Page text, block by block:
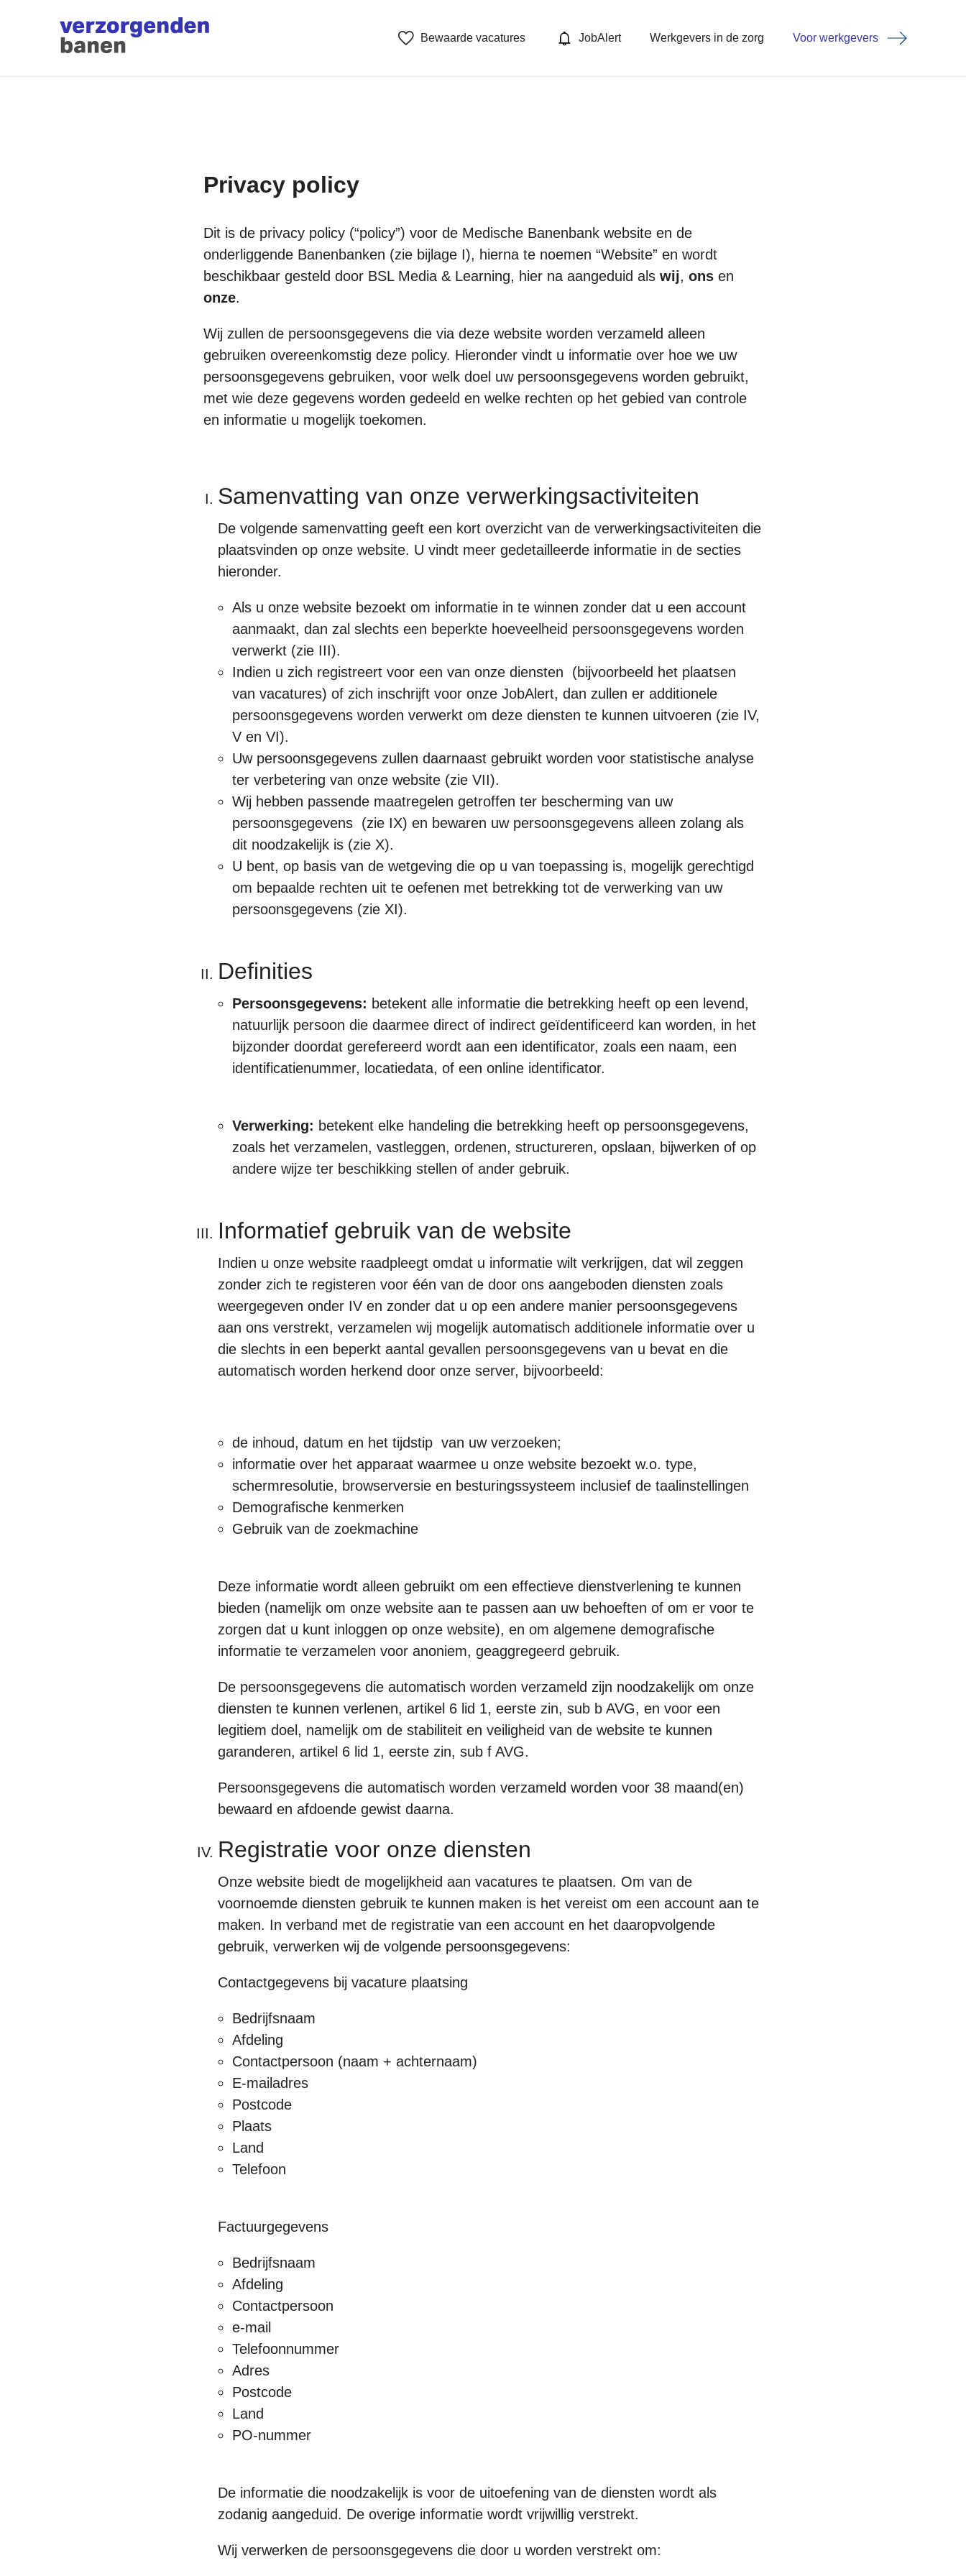
Bewaarde vacatures JobAlert Werkgevers in de zorg Voor werkgevers
Privacy policy
Dit is de privacy policy (“policy”) voor de Medische Banenbank website en de
onderliggende Banenbanken (zie bijlage I), hierna te noemen “Website” en wordt
beschikbaar gesteld door BSL Media & Learning, hier na aangeduid als wij, onsen
onze.
Wij zullen de persoonsgegevens die via deze website worden verzameld alleen
gebruiken overeenkomstig deze policy. Hieronder vindt u informatie over hoe we uw
persoonsgegevens gebruiken, voor welk doel uw persoonsgegevens worden gebruikt,
met wie deze gegevens worden gedeeld en welke rechten op het gebied van controle
en informatie u mogelijk toekomen.
Samenvatting van onze verwerkingsactiviteiten
De volgende samenvatting geeft een kort overzicht van de verwerkingsactiviteiten die
plaatsvinden op onze website. U vindt meer gedetailleerde informatie in de secties
hieronder.
Als u onze website bezoekt om informatie in te winnen zonder dat u een account
aanmaakt, dan zal slechts een beperkte hoeveelheid persoonsgegevens worden
verwerkt (zie III).
Indien u zich registreert voor een van onze diensten (bijvoorbeeld het plaatsen
van vacatures) of zich inschrijft voor onze JobAlert, dan zullen er additionele
persoonsgegevens worden verwerkt om deze diensten te kunnen uitvoeren (zie IV,
V en VI).
Uw persoonsgegevens zullen daarnaast gebruikt worden voor statistische analyse
ter verbetering van onze website (zie VII).
Wij hebben passende maatregelen getroffen ter bescherming van uw
persoonsgegevens (zie IX) en bewaren uw persoonsgegevens alleen zolang als
dit noodzakelijk is (zie X).
U bent, op basis van de wetgeving die op u van toepassing is, mogelijk gerechtigd
om bepaalde rechten uit te oefenen met betrekking tot de verwerking van uw
persoonsgegevens (zie XI).
Definities
Persoonsgegevens: betekent alle informatie die betrekking heeft op een levend,
natuurlijk persoon die daarmee direct of indirect geïdentificeerd kan worden, in het
bijzonder doordat gerefereerd wordt aan een identificator, zoals een naam, een
identificatienummer, locatiedata, of een online identificator.
Verwerking: betekent elke handeling die betrekking heeft op persoonsgegevens,
zoals het verzamelen, vastleggen, ordenen, structureren, opslaan, bijwerken of op
andere wijze ter beschikking stellen of ander gebruik.
Informatief gebruik van de website
Indien u onze website raadpleegt omdat u informatie wilt verkrijgen, dat wil zeggen
zonder zich te registeren voor één van de door ons aangeboden diensten zoals
weergegeven onder IV en zonder dat u op een andere manier persoonsgegevens
aan ons verstrekt, verzamelen wij mogelijk automatisch additionele informatie over u
die slechts in een beperkt aantal gevallen persoonsgegevens van u bevat en die
automatisch worden herkend door onze server, bijvoorbeeld:
de inhoud, datum en het tijdstip van uw verzoeken;
informatie over het apparaat waarmee u onze website bezoekt w.o. type,
schermresolutie, browserversie en besturingssysteem inclusief de taalinstellingen
Demografische kenmerken
Gebruik van de zoekmachine
Deze informatie wordt alleen gebruikt om een effectieve dienstverlening te kunnen
bieden (namelijk om onze website aan te passen aan uw behoeften of om er voor te
zorgen dat u kunt inloggen op onze website), en om algemene demografische
informatie te verzamelen voor anoniem, geaggregeerd gebruik.
De persoonsgegevens die automatisch worden verzameld zijn noodzakelijk om onze
diensten te kunnen verlenen, artikel 6 lid 1, eerste zin, sub b AVG, en voor een
legitiem doel, namelijk om de stabiliteit en veiligheid van de website te kunnen
garanderen, artikel 6 lid 1, eerste zin, sub f AVG.
Persoonsgegevens die automatisch worden verzameld worden voor 38 maand(en)
bewaard en afdoende gewist daarna.
Registratie voor onze diensten
Onze website biedt de mogelijkheid aan vacatures te plaatsen. Om van de
voornoemde diensten gebruik te kunnen maken is het vereist om een account aan te
maken. In verband met de registratie van een account en het daaropvolgende
gebruik, verwerken wij de volgende persoonsgegevens:
Contactgegevens bij vacature plaatsing
Bedrijfsnaam
Afdeling
Contactpersoon (naam + achternaam)
E-mailadres
Postcode
Plaats
Land
Telefoon
Factuurgegevens
Bedrijfsnaam
Afdeling
Contactpersoon
e-mail
Telefoonnummer
Adres
Postcode
Land
PO-nummer
De informatie die noodzakelijk is voor de uitoefening van de diensten wordt als
zodanig aangeduid. De overige informatie wordt vrijwillig verstrekt.
Wij verwerken de persoonsgegevens die door u worden verstrekt om: